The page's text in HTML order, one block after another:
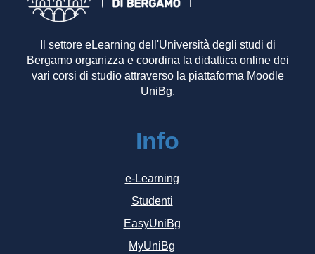
Il settore eLearning dell'Università degli studi di
Bergamo organizza e coordina la didattica online dei
vari corsi di studio attraverso la piattaforma Moodle
UniBg.
Info
e-Learning
Studenti
EasyUniBg
MyUniBg